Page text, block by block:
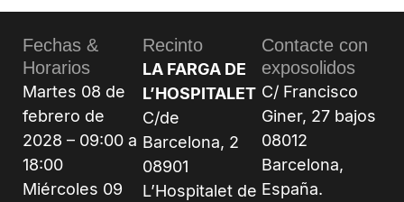
Fechas &
Horarios
Martes 08 de
febrero de
2028 – 09:00 a
18:00
Miércoles 09
Recinto
LA FARGA DE
L’HOSPITALET
C/de
Barcelona, 2
08901
L’Hospitalet de
Contacte con
exposolidos
C/ Francisco
Giner, 27 bajos
08012
Barcelona,
España.